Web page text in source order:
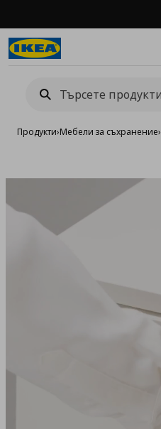
Продукти›Мебели за съхранение›